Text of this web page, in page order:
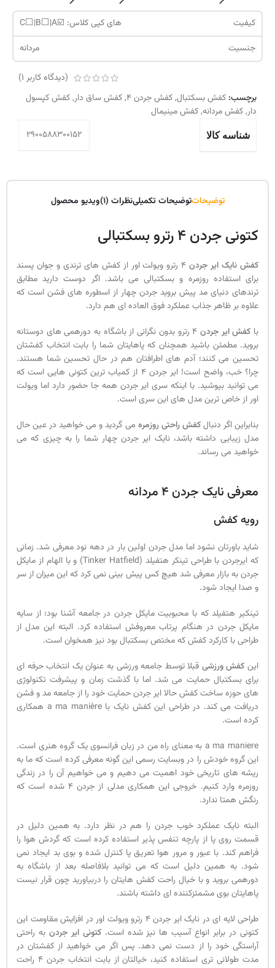
کیفیت
های کپی کلاس: ☑️C⬜️|B⬜️|A
جنسیت
مردانه
(دیدگاه کاربر 1
)
برچسب: کفش بسکتبال,کفش جردن 4 ,کفش ساق دار,کفش کپسول
دار,کفش مردانه,کفش مینیمال
شناسه کالا 2900588300152
توضیحاتتوضیحات تکمیلینظرات (1) ویدیو محصول
کتونی جردن 4 رترو بسکتبالی
کفش نایک ایر جردن
4 رترو ویولت اور از کفش های ترندی و جوان پسند
برای استفاده روزمره و بسکتبالی می باشد. اگر دوست دارید مطابق
ترندهای دنیای مد پیش بروید جردن چهار از اسطوره های فشن است که
علاوه بر ظاهر جذاب عملکرد فوق العاده ای هم دارد.
با کفش ایر جردن
4 رترو بدون نگرانی از باشگاه به دورهمی های دوستانه
بروید. مطمئن باشید همچنان که پاهایتان شما را بابت انتخاب کفشتان
تحسین می کنند؛ آدم های اطرافتان هم در حال تحسین شما هستند.
چرا؟ خب، واضح است! ایر جردن 4 از کمیاب ترین کتونی هایی است که
می توانید بپوشید. با اینکه سری ایر جردن همه جا حضور دارد اما ویولت
اور از خاص ترین مدل های این سری است.
بنابراین اگر دنبالکفش راحتی روزمره می گردید و می خواهید در عین حال
مدل زیبایی داشته باشد، نایک ایر جردن چهار شما را به چیزی که می
خواهید می رساند.
معرفی نایک جردن 4 مردانه
رویه کفش
شاید باورتان نشود اما مدل جردن اولین بار در دهه نود معرفی شد. زمانی
که ایرجردن با طراحی تینکر هتفیلد (Tinker Hatfield) و با الهام از مایکل
جردن به بازار معرفی شد هیچ کس پیش بینی نمی کرد که این میزان از سر
و صدا ایجاد شود.
تینکیر هتفیلد که با محبوبیت مایکل جردن در جامعه آشنا بود؛ از سایه
مایکل جردن در هنگام پرتاب معروفش استفاده کرد. البته این مدل از
طراحی با کارکرد کفش که مختص بسکتبال بود نیز همخوان است.
این کفش ورزشی قبلا توسط جامعه ورزشی به عنوان یک انتخاب حرفه ای
برای بسکتبال حمایت می شد. اما با گذشت زمان و پیشرفت تکنولوژی
های حوزه ساخت کفش حالا ایر جردن حمایت خود را از جامعه مد و فشن
دریافت می کند. در طراحی این کفش نایک با a ma manière همکاری
کرده است.
a ma maniere به معنای راه من در زبان فرانسوی یک گروه هنری است.
این گروه خودش را در وبسایت رسمی این گونه معرفی کرده است که ما به
ریشه های تاریخی خود اهمیت می دهیم و می خواهیم آن را در زندگی
روزمره وارد کنیم. خروجی این همکاری مدلی از جردن 4 شده است که
رنگش همتا ندارد.
البته نایک عملکرد خوب جردن را هم در نظر دارد. به همین دلیل در
قسمت روی پا از پارچه تنفس پذیر استفاده کرده است که گردش هوا را
فراهم کند. با عبور و مرور هوا تعریق پا کنترل شده و بوی بد ایجاد نمی
شود. به همین دلیل است که می توانید بلافاصله بعد از باشگاه به
دورهمی بروید و با خیال راحت کفش هایتان را دربیاورید چون قرار نیست
پاهایتان بوی مشمئزکننده ای داشته باشند.
طراحی لایه ای در نایک ایر جردن 4 رترو ویولت اور در افزایش مقاومت این
کتونی در برابر انواع آسیب ها نیز شده است.کتونی ایر جردن به راحتی
آراستگی خود را از دست نمی دهد. پس اگر می خواهید از کفشتان در
مدت طولانی تری استفاده کنید، خیالتان از بابت انتخاب جردن 4 راحت